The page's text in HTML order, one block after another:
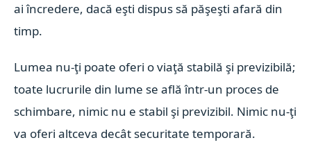
ai încredere, dacă eşti dispus să păşeşti afară din
timp.
Lumea nu-ţi poate oferi o viaţă stabilă şi previzibilă;
toate lucrurile din lume se află într-un proces de
schimbare, nimic nu e stabil şi previzibil. Nimic nu-ţi
va oferi altceva decât securitate temporară.